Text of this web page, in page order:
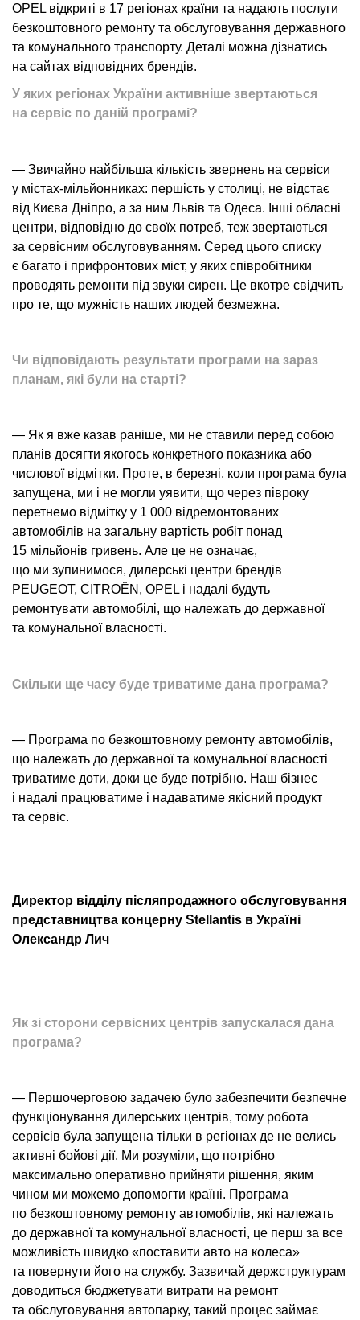
OPEL відкриті в 17 регіонах країни та надають послуги
безкоштовного ремонту та обслуговування державного
та комунального транспорту. Деталі можна дізнатись
на сайтах відповідних брендів.
У яких регіонах України активніше звертаються
на сервіс по даній програмі?
— Звичайно найбільша кількість звернень на сервіси
у містах-мільйонниках: першість у столиці, не відстає
від Києва Дніпро, а за ним Львів та Одеса. Інші обласні
центри, відповідно до своїх потреб, теж звертаються
за сервісним обслуговуванням. Серед цього списку
є багато і прифронтових міст, у яких співробітники
проводять ремонти під звуки сирен. Це вкотре свідчить
про те, що мужність наших людей безмежна.
Чи відповідають результати програми на зараз
планам, які були на старті?
— Як я вже казав раніше, ми не ставили перед собою
планів досягти якогось конкретного показника або
числової відмітки. Проте, в березні, коли програма була
запущена, ми і не могли уявити, що через півроку
перетнемо відмітку у 1 000 відремонтованих
автомобілів на загальну вартість робіт понад
15 мільйонів гривень. Але це не означає,
що ми зупинимося, дилерські центри брендів
PEUGEOT, CITROËN, OPEL і надалі будуть
ремонтувати автомобілі, що належать до державної
та комунальної власності.
Скільки ще часу буде триватиме дана програма?
— Програма по безкоштовному ремонту автомобілів,
що належать до державної та комунальної власності
триватиме доти, доки це буде потрібно. Наш бізнес
і надалі працюватиме і надаватиме якісний продукт
та сервіс.
Директор відділу післяпродажного обслуговування
представництва концерну Stellantis в Україні
Олександр Лич
Як зі сторони сервісних центрів запускалася дана
програма?
— Першочерговою задачею було забезпечити безпечне
функціонування дилерських центрів, тому робота
сервісів була запущена тільки в регіонах де не велись
активні бойові дії. Ми розуміли, що потрібно
максимально оперативно прийняти рішення, яким
чином ми можемо допомогти країні. Програма
по безкоштовному ремонту автомобілів, які належать
до державної та комунальної власності, це перш за все
можливість швидко «поставити авто на колеса»
та повернути його на службу. Зазвичай держструктурам
доводиться бюджетувати витрати на ремонт
та обслуговування автопарку, такий процес займає